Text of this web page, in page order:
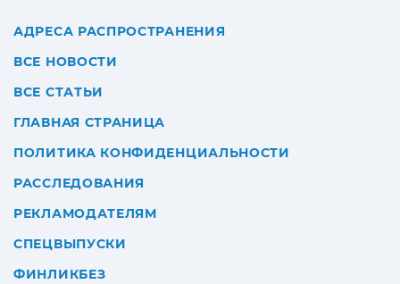
АДРЕСА РАСПРОСТРАНЕНИЯ
ВСЕ НОВОСТИ
ВСЕ СТАТЬИ
ГЛАВНАЯ СТРАНИЦА
ПОЛИТИКА КОНФИДЕНЦИАЛЬНОСТИ
РАССЛЕДОВАНИЯ
РЕКЛАМОДАТЕЛЯМ
СПЕЦВЫПУСКИ
ФИНЛИКБЕЗ